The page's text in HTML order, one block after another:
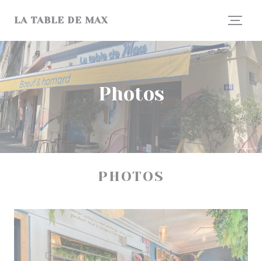
LA TABLE DE MAX
Photos
PHOTOS